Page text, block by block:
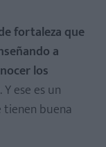
fortaleza que
a
los
ese es un
buena